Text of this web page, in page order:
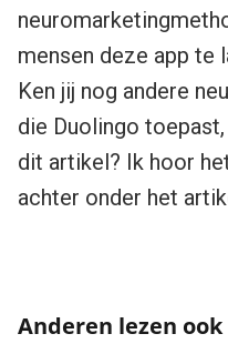
mensen deze app te
Ken jij nog andere
die Duolingo
dit artikel? Ik hoor
achter onder het
Anderen lezen ook